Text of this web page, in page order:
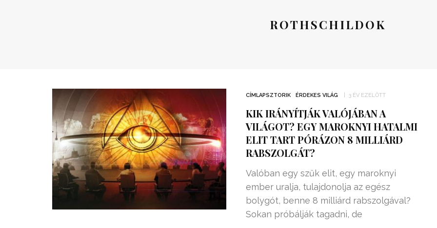
ROTHSCHILDOK
CÍMLAPSZTORIK ÉRDEKES VILÁG 3 ÉV EZELŐTT
KIK IRÁNYÍTJÁK VALÓJÁBAN A
VILÁGOT? EGY MAROKNYI HATALMI
ELIT TART PÓRÁZON 8 MILLIÁRD
RABSZOLGÁT?
Valóban egy szűk elit, egy maroknyi
ember uralja, tulajdonolja az egész
bolygót, benne 8 milliárd rabszolgával?
Sokan próbálják tagadni, de